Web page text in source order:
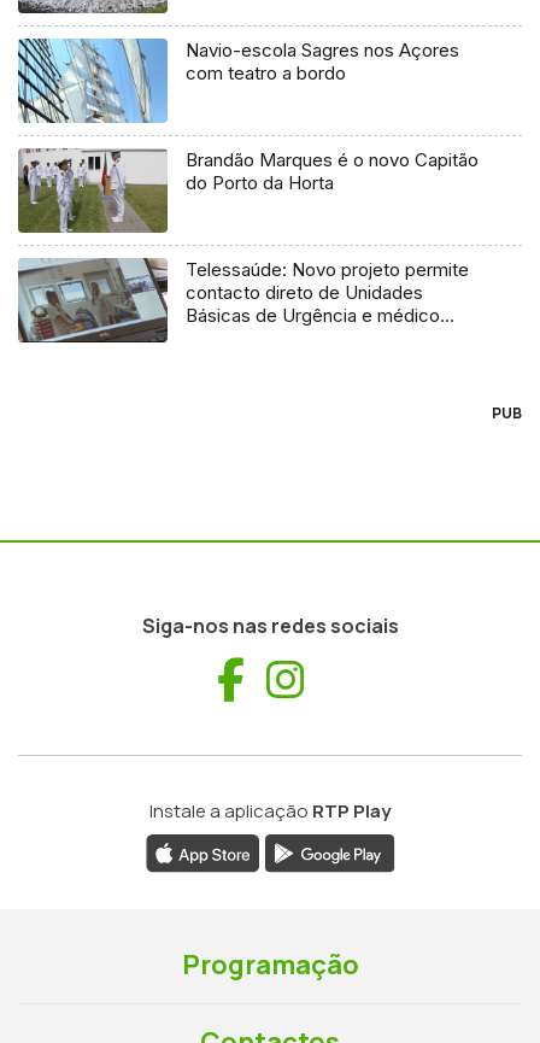
Navio-escola Sagres nos Açores
com teatro a bordo
Brandão Marques é o novo Capitão
do Porto da Horta
Telessaúde: Novo projeto permite
contacto direto de Unidades
Básicas de Urgência e médico
PUB
Siga-nos nas redes sociais
Facebook
Instale a aplicação RTP Play
Programação